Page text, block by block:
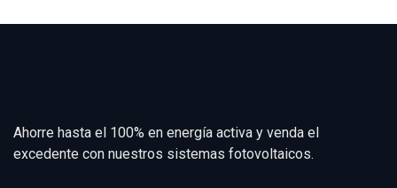
Ahorre hasta el 100% en energía activa y venda el
excedente con nuestros sistemas fotovoltaicos.